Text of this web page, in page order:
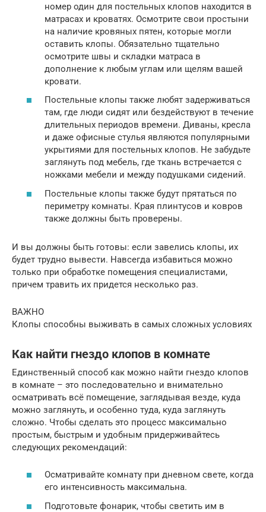
номер один для постельных клопов находится в
матрасах и кроватях. Осмотрите свои простыни
на наличие кровяных пятен, которые могли
оставить клопы. Обязательно тщательно
осмотрите швы и складки матраса в
дополнение к любым углам или щелям вашей
кровати.
Постельные клопы также любят задерживаться
там, где люди сидят или бездействуют в течение
длительных периодов времени. Диваны, кресла
и даже офисные стулья являются популярными
укрытиями для постельных клопов. Не забудьте
заглянуть под мебель, где ткань встречается с
ножками мебели и между подушками сидений.
Постельные клопы также будут прятаться по
периметру комнаты. Края плинтусов и ковров
также должны быть проверены.
И вы должны быть готовы: если завелись клопы, их
будет трудно вывести. Навсегда избавиться можно
только при обработке помещения специалистами,
причем травить их придется несколько раз.
ВАЖНО
Клопы способны выживать в самых сложных условиях
Как найти гнездо клопов в комнате
Единственный способ как можно найти гнездо клопов
в комнате – это последовательно и внимательно
осматривать всё помещение, заглядывая везде, куда
можно заглянуть, и особенно туда, куда заглянуть
сложно. Чтобы сделать это процесс максимально
простым, быстрым и удобным придерживайтесь
следующих рекомендаций:
Осматривайте комнату при дневном свете, когда
его интенсивность максимальна.
Подготовьте фонарик, чтобы светить им в